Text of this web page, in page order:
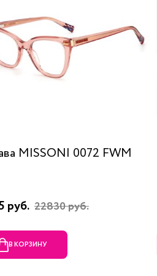
MISSONI 0072 FWM
руб. 22830 руб.
В КОРЗИНУ